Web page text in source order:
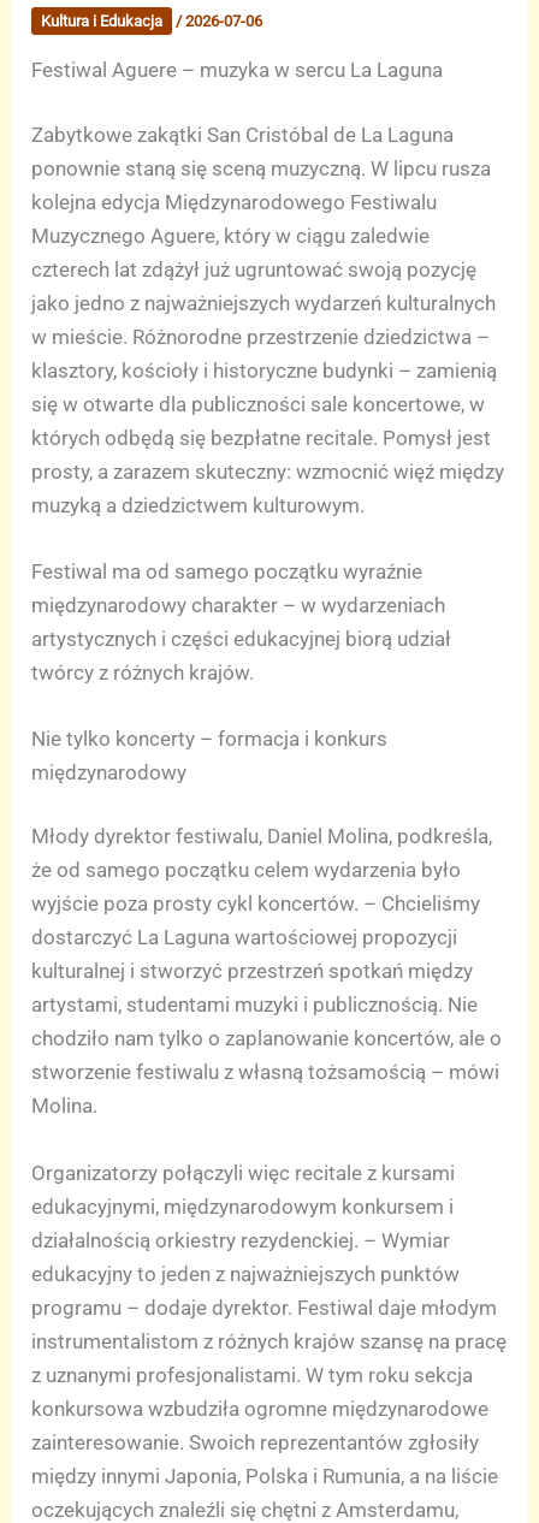
Kultura i Edukacja /2026-07-06
Festiwal Aguere – muzyka w sercu La Laguna
Zabytkowe zakątki San Cristóbal de La Laguna
ponownie staną się sceną muzyczną. W lipcu rusza
kolejna edycja Międzynarodowego Festiwalu
Muzycznego Aguere, który w ciągu zaledwie
czterech lat zdążył już ugruntować swoją pozycję
jako jedno z najważniejszych wydarzeń kulturalnych
w mieście. Różnorodne przestrzenie dziedzictwa –
klasztory, kościoły i historyczne budynki – zamienią
się w otwarte dla publiczności sale koncertowe, w
których odbędą się bezpłatne recitale. Pomysł jest
prosty, a zarazem skuteczny: wzmocnić więź między
muzyką a dziedzictwem kulturowym.
Festiwal ma od samego początku wyraźnie
międzynarodowy charakter – w wydarzeniach
artystycznych i części edukacyjnej biorą udział
twórcy z różnych krajów.
Nie tylko koncerty – formacja i konkurs
międzynarodowy
Młody dyrektor festiwalu, Daniel Molina, podkreśla,
że od samego początku celem wydarzenia było
wyjście poza prosty cykl koncertów. – Chcieliśmy
dostarczyć La Laguna wartościowej propozycji
kulturalnej i stworzyć przestrzeń spotkań między
artystami, studentami muzyki i publicznością. Nie
chodziło nam tylko o zaplanowanie koncertów, ale o
stworzenie festiwalu z własną tożsamością – mówi
Molina.
Organizatorzy połączyli więc recitale z kursami
edukacyjnymi, międzynarodowym konkursem i
działalnością orkiestry rezydenckiej. – Wymiar
edukacyjny to jeden z najważniejszych punktów
programu – dodaje dyrektor. Festiwal daje młodym
instrumentalistom z różnych krajów szansę na pracę
z uznanymi profesjonalistami. W tym roku sekcja
konkursowa wzbudziła ogromne międzynarodowe
zainteresowanie. Swoich reprezentantów zgłosiły
między innymi Japonia, Polska i Rumunia, a na liście
oczekujących znaleźli się chętni z Amsterdamu,